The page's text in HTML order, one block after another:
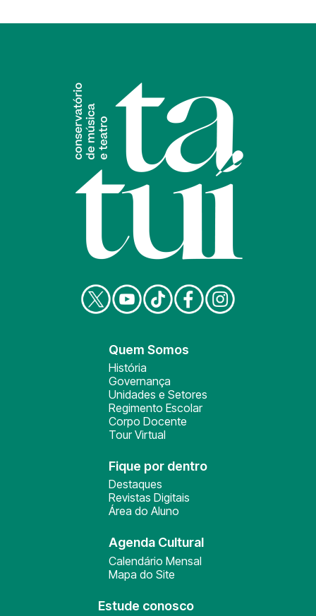
Quem Somos
História
Governança
Unidades e Setores
Regimento Escolar
Corpo Docente
Tour Virtual
Fique por dentro
Destaques
Revistas Digitais
Área do Aluno
Agenda Cultural
Calendário Mensal
Mapa do Site
Estude conosco